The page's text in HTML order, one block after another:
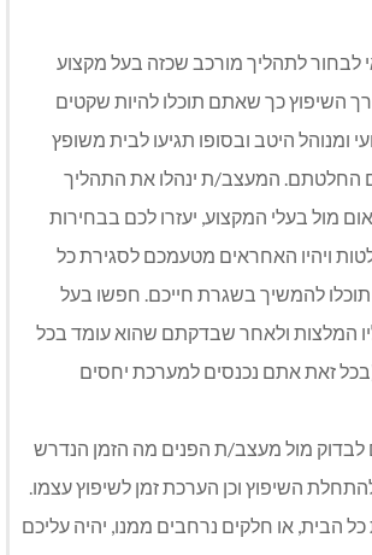
לבחור לתהליך מורכב שכזה בעל מקצוע
השיפוץ כך שאתם תוכלו להיות שקטים
ומנוהל היטב ובסופו תגיעו לבית משופץ
החלטתם. המעצב/ת ינהלו את התהליך
מול בעלי המקצוע, יעזרו לכם בבחירות
ויהיו האחראים מטעמכם לסגירת כל
להמשיך בשגרת חייכם. חפשו בעל
המלצות ולאחר שבדקתם שהוא עומד בכל
זאת אתם נכנסים למערכת יחסים
לבדוק מול מעצב/ת הפנים מה הזמן הנדרש
השיפוץ וכן הערכת זמן לשיפוץ עצמו.
הבית, או חלקים נרחבים ממנו, יהיה עליכם